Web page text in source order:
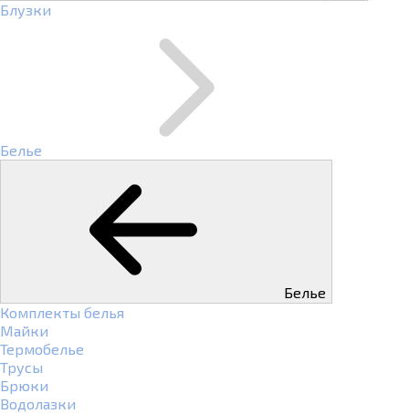
Блузки
Белье
Белье
Комплекты белья
Майки
Термобелье
Трусы
Брюки
Водолазки